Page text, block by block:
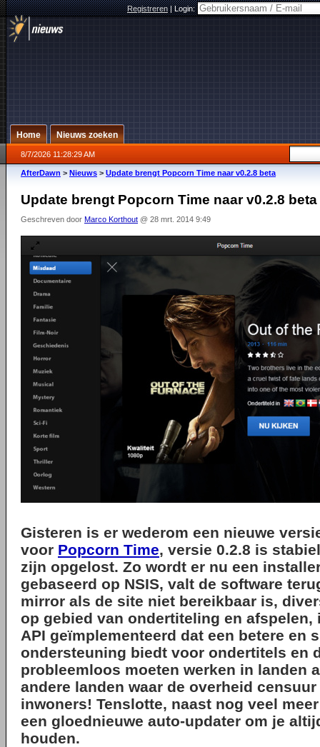
Registreren|Login:
Home Nieuws zoeken
8/7/2026 11:28:29 AM
AfterDawn > Nieuws > Update brengt Popcorn Time naar v0.2.8 beta
Update brengt Popcorn Time naar v0.2.8 beta
Geschreven door Marco Korthout @ 28 mrt. 2014 9:49
Gisteren is er wederom een nieuwe
voor Popcorn Time, versie 0.2.8 is
zijn opgelost. Zo wordt er nu een
gebaseerd op NSIS, valt de software
mirror als de site niet bereikbaar is,
op gebied van ondertiteling en afspelen,
API geïmplementeerd dat een betere en
ondersteuning biedt voor ondertitels en
probleemloos moeten werken in landen
andere landen waar de overheid
inwoners! Tenslotte, naast nog veel
een gloednieuwe auto-updater om je
houden.